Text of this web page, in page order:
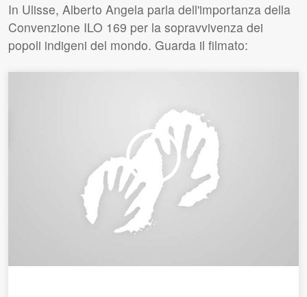
In Ulisse, Alberto Angela parla dell'importanza della
Convenzione ILO 169 per la sopravvivenza dei
popoli indigeni del mondo. Guarda il filmato: